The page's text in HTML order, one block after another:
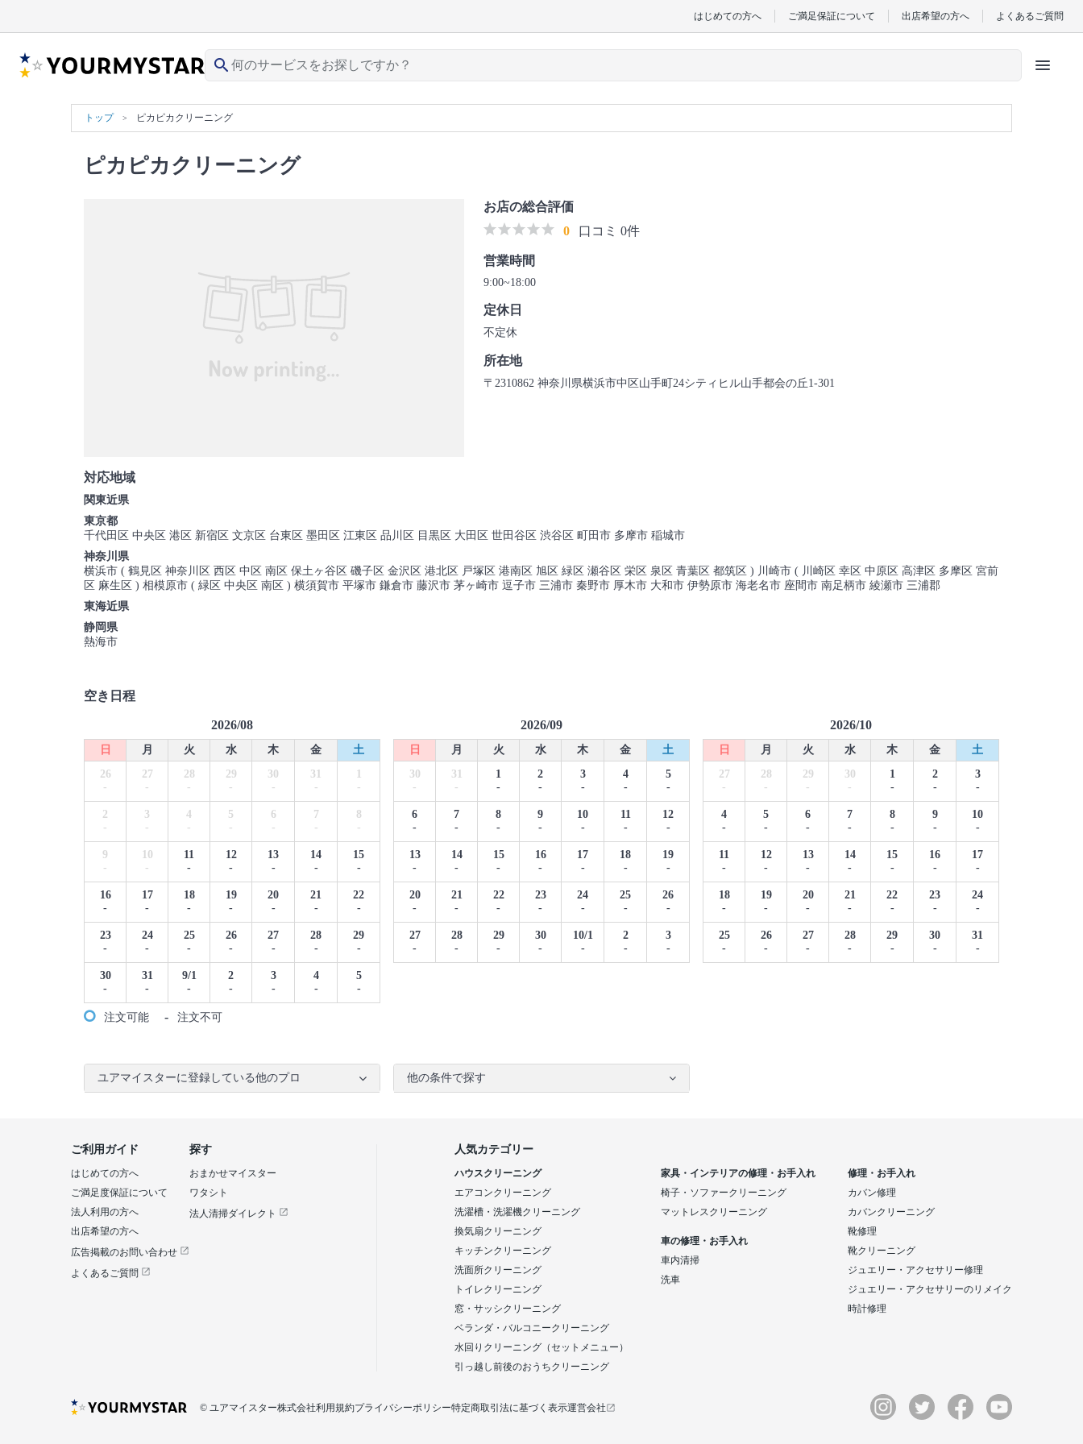
はじめての方へ ご満足保証について 出店希望の方へ よくあるご質問
search menu
トップ ピカピカクリーニング
ピカピカクリーニング
お店の総合評価
0
口コミ 0件
営業時間
9:00~18:00
定休日
不定休
所在地
〒2310862 神奈川県横浜市中区山手町24シティヒル山手都会の丘1-301
対応地域
関東近県
東京都
千代田区 中央区 港区 新宿区 文京区 台東区 墨田区 江東区 品川区 目黒区 大田区 世田谷区 渋谷区 町田市 多摩市 稲城市
神奈川県
横浜市 ( 鶴見区 神奈川区 西区 中区 南区 保土ヶ谷区 磯子区 金沢区 港北区 戸塚区 港南区 旭区 緑区 瀬谷区 栄区 泉区 青葉区 都筑区 ) 川崎市 ( 川崎区 幸区 中原区 高津区 多摩区 宮前
区 麻生区 ) 相模原市 ( 緑区 中央区 南区 ) 横須賀市 平塚市 鎌倉市 藤沢市 茅ヶ崎市 逗子市 三浦市 秦野市 厚木市 大和市 伊勢原市 海老名市 座間市 南足柄市 綾瀬市 三浦郡
東海近県
静岡県
熱海市
空き日程
2026/08
日 月 火 水 木 金
土
26
-
27
-
28
-
29
-
30
-
31
-
1
-
2
-
3
-
4
-
5
-
6
-
7
-
8
-
9
-
10
-
11
-
12
-
13
-
14
-
15
-
16
-
17
-
18
-
19
-
20
-
21
-
22
-
23
-
24
-
25
-
26
-
27
-
28
-
29
-
30
-
31
-
9/1
-
2
-
3
-
4
-
5
-
2026/09
日 月 火 水 木 金
土
30
-
31
-
1
-
2
-
3
-
4
-
5
-
6
-
7
-
8
-
9
-
10
-
11
-
12
-
13
-
14
-
15
-
16
-
17
-
18
-
19
-
20
-
21
-
22
-
23
-
24
-
25
-
26
-
27
-
28
-
29
-
30
-
10/1
-
2
-
3
-
2026/10
日 月 火 水 木 金
土
27
-
28
-
29
-
30
-
1
-
2
-
3
-
4
-
5
-
6
-
7
-
8
-
9
-
10
-
11
-
12
-
13
-
14
-
15
-
16
-
17
-
18
-
19
-
20
-
21
-
22
-
23
-
24
-
25
-
26
-
27
-
28
-
29
-
30
-
31
-
注文可能 - 注文不可
ユアマイスターに登録している他のプロ 他の条件で探す
探す
おまかせマイスター
ワタシト
法人清掃ダイレクト
ご利用ガイド
はじめての方へ
ご満足度保証について
法人利用の方へ
出店希望の方へ
広告掲載のお問い合わせ
よくあるご質問
人気カテゴリー
ハウスクリーニング
エアコンクリーニング
洗濯槽・洗濯機クリーニング
換気扇クリーニング
キッチンクリーニング
洗面所クリーニング
トイレクリーニング
窓・サッシクリーニング
ベランダ・バルコニークリーニング
水回りクリーニング（セットメニュー）
引っ越し前後のおうちクリーニング
家具・インテリアの修理・お手入れ
椅子・ソファークリーニング
マットレスクリーニング
車の修理・お手入れ
車内清掃
洗車
修理・お手入れ
カバン修理
カバンクリーニング
靴修理
靴クリーニング
ジュエリー・アクセサリー修理
ジュエリー・アクセサリーのリメイク
時計修理
利用規約プライバシーポリシー特定商取引法に基づく表示運営会社
© ユアマイスター株式会社